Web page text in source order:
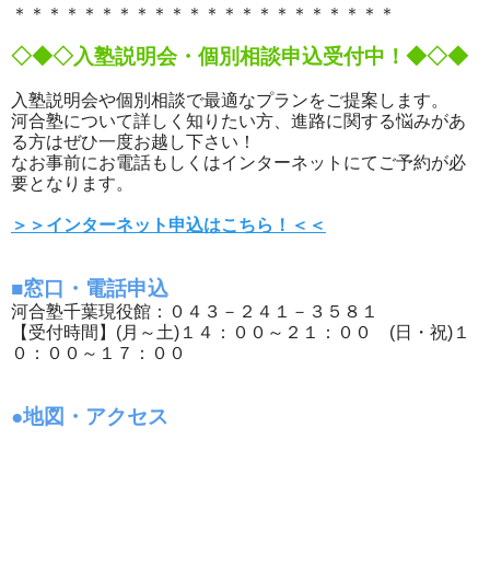
＊＊＊＊＊＊＊＊＊＊＊＊＊＊＊＊＊＊＊＊＊＊
◇◆◇入塾説明会・個別相談申込受付中！◆◇◆
入塾説明会や個別相談で最適なプランをご提案します。
河合塾について詳しく知りたい方、進路に関する悩みがあ
る方はぜひ一度お越し下さい！
なお事前にお電話もしくはインターネットにてご予約が必
要となります。
＞＞インターネット申込はこちら！＜＜
■窓口・電話申込
河合塾千葉現役館：０４３－２４１－３５８１
【受付時間】(月～土)１４：００～２１：００ (日・祝)１
０：００～１７：００
●地図・アクセス